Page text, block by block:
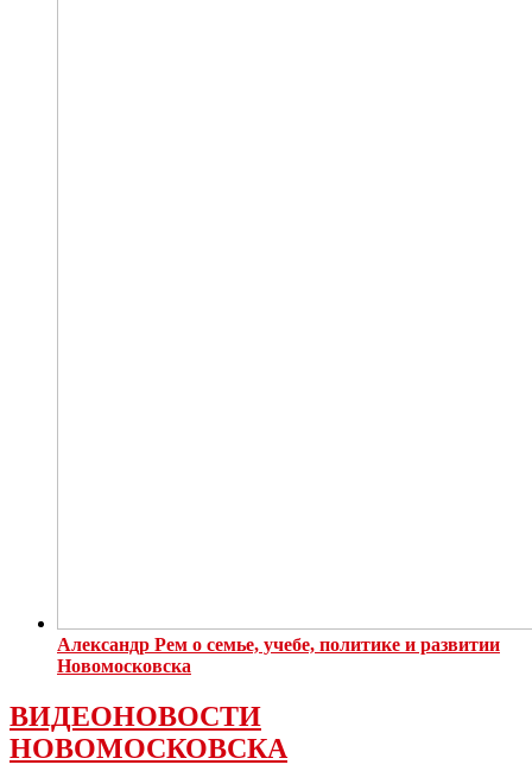
Александр Рем о семье, учебе, политике и развитии
Новомосковска
ВИДЕОНОВОСТИ
НОВОМОСКОВСКА